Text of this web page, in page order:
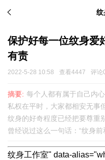
纹
保护好每一位纹身爱
有责
2022-5-28 10:58 查看4447 评论
摘要: 每个人都有属于自己内
私权在平时，大家都相安无事
纹身的好奇程度已经把要尊重
曾经说过这么一句话：“纹身前
纹身工作室" data-